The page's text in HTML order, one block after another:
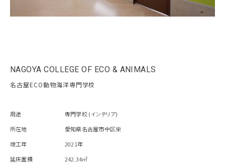
NAGOYA COLLEGE OF ECO & ANIMALS
名古屋ECO動物海洋専門学校
用途
専門学校 (インテリア)
所在地
愛知県名古屋市中区栄
竣工年
2021年
延床面積
242.34㎡